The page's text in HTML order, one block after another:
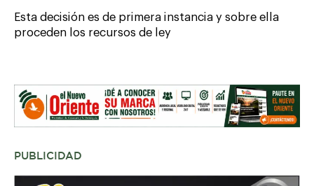
Esta decisión es de primera instancia y sobre ella
proceden los recursos de ley
PUBLICIDAD